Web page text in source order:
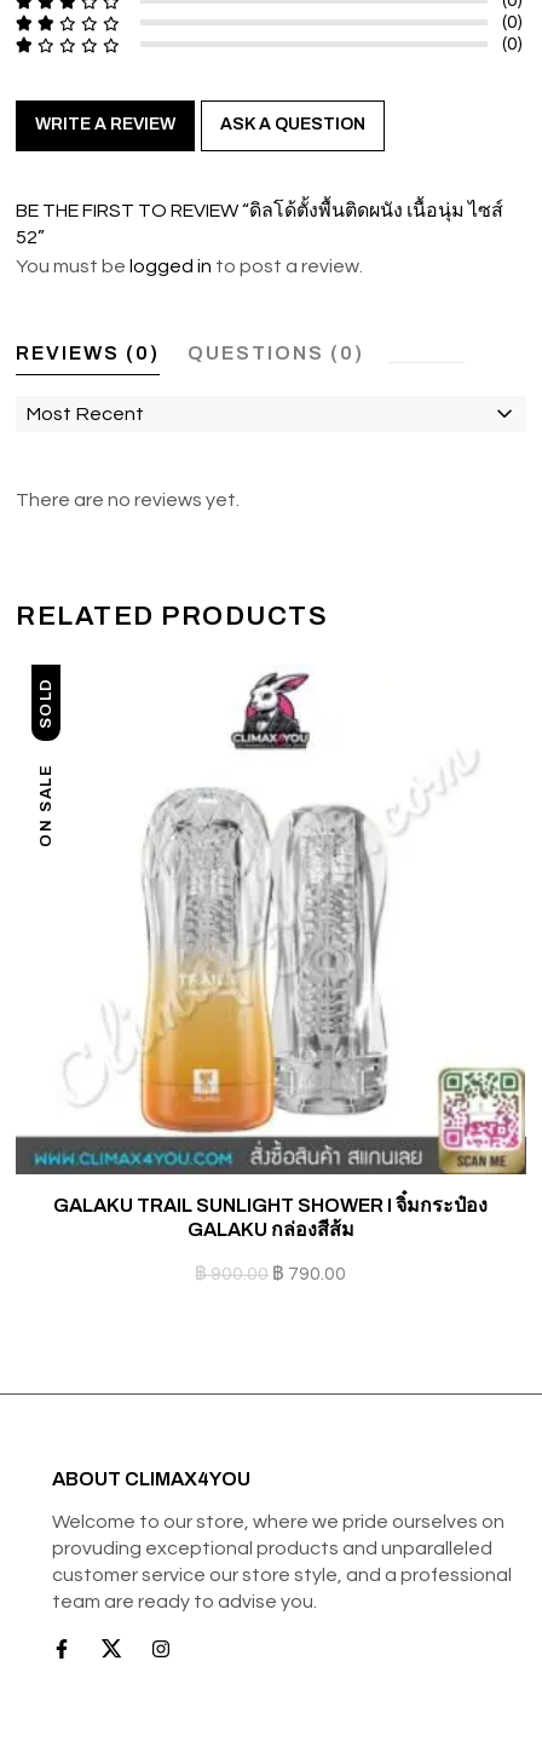
(0)
(0)
WRITE A REVIEW ASK A QUESTION
BE THE FIRST TO REVIEW “ดิลโด้ตั้งพื้นติดผนัง เนื้อนุ่ม ไซส์
52”
You must be logged in to post a review.
REVIEWS (0) QUESTIONS (0)
Most Recent
There are no reviews yet.
RELATED PRODUCTS
ON SALE
SOLD
GALAKU TRAIL SUNLIGHT SHOWER I จิ๋มกระป๋อง
GALAKU กล่องสีส้ม
฿900.00 ฿ 790.00
ABOUT CLIMAX4YOU
Welcome to our store, where we pride ourselves on
provuding exceptional products and unparalleled
customer service our store style, and a professional
team are ready to advise you.